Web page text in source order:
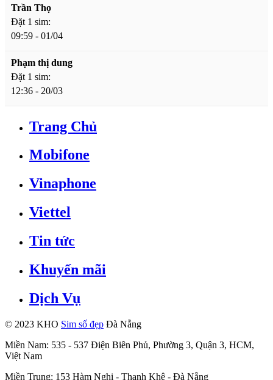
Trần Thọ
Đặt 1 sim:
09:59 - 01/04
Phạm thị dung
Đặt 1 sim:
12:36 - 20/03
Trang Chủ
Mobifone
Vinaphone
Viettel
Tin tức
Khuyến mãi
Dịch Vụ
© 2023 KHO Sim số đẹp Đà Nẵng
Miền Nam: 535 - 537 Điện Biên Phủ, Phường 3, Quận 3, HCM,
Việt Nam
Miền Trung: 153 Hàm Nghi - Thanh Khê - Đà Nẵng